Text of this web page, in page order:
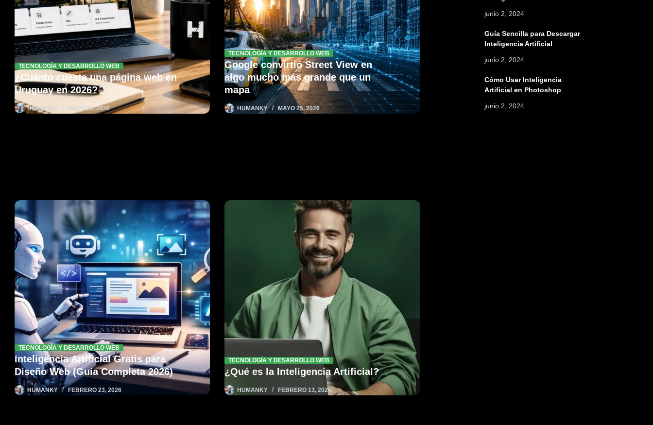
TECNOLOGÍA Y DESARROLLO WEB
¿Cuánto cuesta una página web en
Uruguay en 2026?
HUMANKY MAYO 30, 2026
TECNOLOGÍA Y DESARROLLO WEB
Google convirtió Street View en
algo mucho más grande que un
mapa
HUMANKY MAYO 25, 2026
TECNOLOGÍA Y DESARROLLO WEB
Inteligencia Artificial Gratis para
Diseño Web (Guía Completa 2026)
HUMANKY FEBRERO 23, 2026
TECNOLOGÍA Y DESARROLLO WEB
¿Qué es la Inteligencia Artificial?
HUMANKY FEBRERO 13, 2026
junio 2, 2024
Guía Sencilla para Descargar
Inteligencia Artificial
junio 2, 2024
Cómo Usar Inteligencia
Artificial en Photoshop
junio 2, 2024